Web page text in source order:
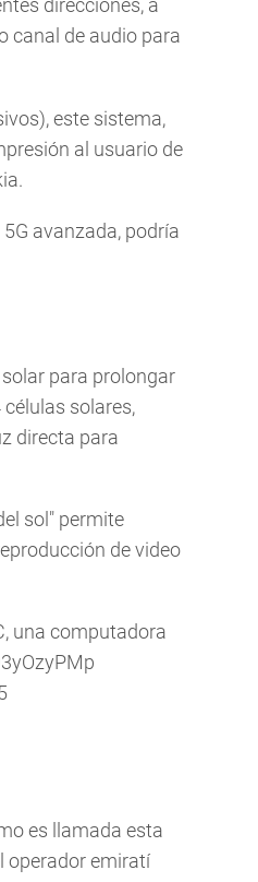
direcciones, a
canal de audio para
este sistema,
al usuario de
avanzada, podría
para prolongar
solares,
directa para
sol" permite
de video
una computadora
es llamada esta
operador emiratí